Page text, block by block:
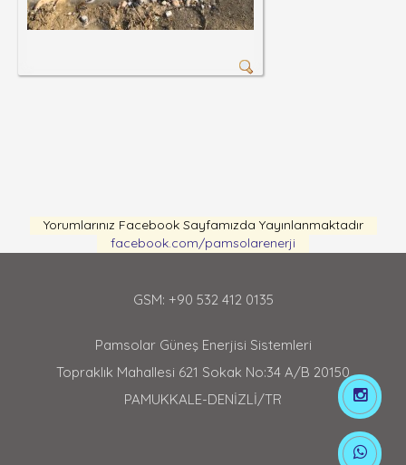
Yorumlarınız Facebook Sayfamızda Yayınlanmaktadır
facebook.com/pamsolarenerji
Pamsolar Güneş Enerjisi Sistemleri
Topraklık Mahallesi 621 Sokak No:34 A/B 20150
PAMUKKALE-DENİZLİ/TR
GSM: +90 532 412 0135